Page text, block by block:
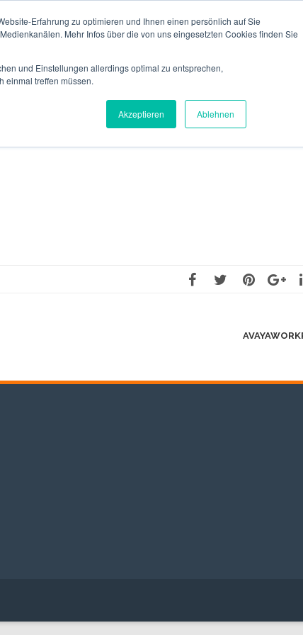
Erfahrung zu optimieren und Ihnen einen persönlich auf Sie
Mehr Infos über die von uns eingesetzten Cookies finden Sie
und Einstellungen allerdings optimal zu entsprechen,
einmal treffen müssen.
Akzeptieren Ablehnen
KARRIERE REFERENZEN SERVICEBEREICH